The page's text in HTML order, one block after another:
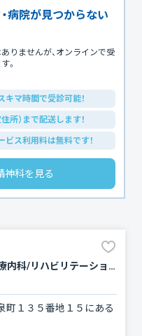
病院が見つからない
りませんが、オンラインで受
。
キマ時間で受診可能！
所）まで配送します！
ス利用料は無料です！
神科を見る
精神科・神経科/内科/消化器科/心療内科/リハビリテーション
町１３５番地１５にある